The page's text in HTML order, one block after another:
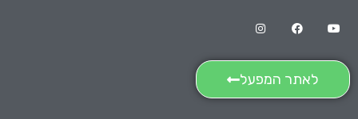
לאתר המפעל